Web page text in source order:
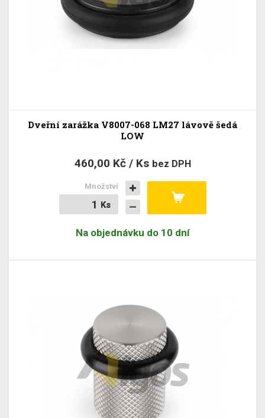
Dveřní zarážka V8007-068 LM27 lávově šedá
LOW
460,00 Kč / Ks bez DPH
Ks
Ks
Množství
Na objednávku do 10 dní